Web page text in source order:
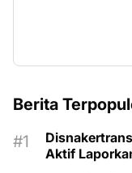
Berita
Aktif